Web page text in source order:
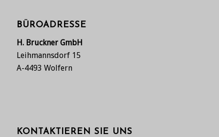
BÜROADRESSE
H. Bruckner GmbH
Leihmannsdorf 15
A-4493 Wolfern
KONTAKTIEREN SIE UNS